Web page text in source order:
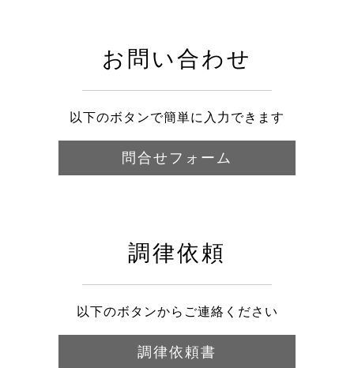
お問い合わせ
以下のボタンで簡単に入力できます
問合せフォーム
調律依頼
以下のボタンからご連絡ください
調律依頼書